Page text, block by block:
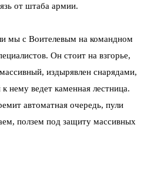
от штаба армии.
мы с Воителевым на командном
Он стоит на взгорье,
издырявлен снарядами,
нему ведет каменная лестница.
автоматная очередь, пули
ползем под защиту массивных